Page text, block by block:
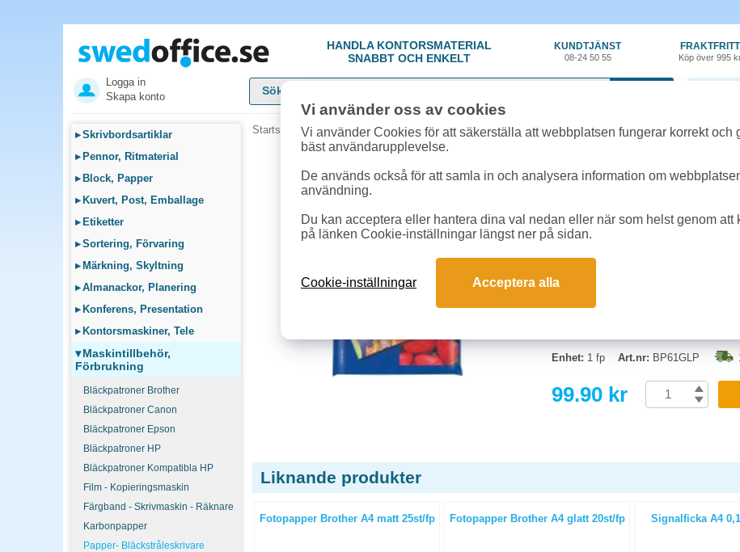
HANDLA KONTORSMATERIAL
SNABBT OCH ENKELT
KUNDTJÄNST
08-24 50 55
FRAKTFRITT
Köp över 995
Logga in
Skapa konto
▸Skrivbordsartiklar
▸ Pennor, Ritmaterial
▸ Block, Papper
▸ Kuvert, Post, Emballage
▸ Etiketter
▸Sortering, Förvaring
▸ Märkning, Skyltning
▸Almanackor, Planering
▸ Konferens, Presentation
▸ Kontorsmaskiner, Tele
▾Maskintillbehör,
Förbrukning
Bläckpatroner Brother
Bläckpatroner Canon
Bläckpatroner Epson
Bläckpatroner HP
Bläckpatroner Kompatibla HP
Film - Kopieringsmaskin
Färgband - Skrivmaskin - Räknare
Karbonpapper
Papper- Bläckstråleskrivare
Startsida »Maskintillbehör, Förbrukning»Papper- Bläckstråleskrivare»Fotopapper Brother Ink-Jet
Fotopapper Brother
Fotopapper för professionella
Optimerat för bästa utskriftsresultat
Enhet: 1 fp Art.nr: BP61GLP
99.90 kr
Liknande produkter
100st/fp
Fotopapper Brother A4 matt 25st/fp Fotopapper Brother A4 glatt 20st/fp Signalficka A4
Vi använder oss av cookies
Vi använder Cookies för att säkerställa att webbplatsen fungerar korrekt och
bäst användarupplevelse.
De används också för att samla in och analysera information om
användning.
Du kan acceptera eller hantera dina val nedan eller när som helst genom att
på länken Cookie-inställningar längst ner på sidan.
Cookie-inställningar Acceptera alla